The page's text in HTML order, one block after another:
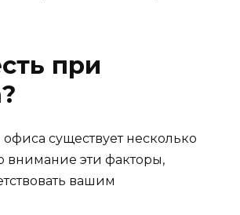
при
существует несколько
внимание эти факторы,
вашим